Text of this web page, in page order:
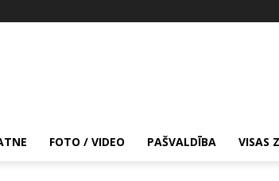
FOTO / VIDEO PAŠVALDĪBA VISAS